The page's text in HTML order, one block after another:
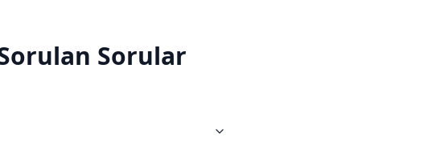
Sorular